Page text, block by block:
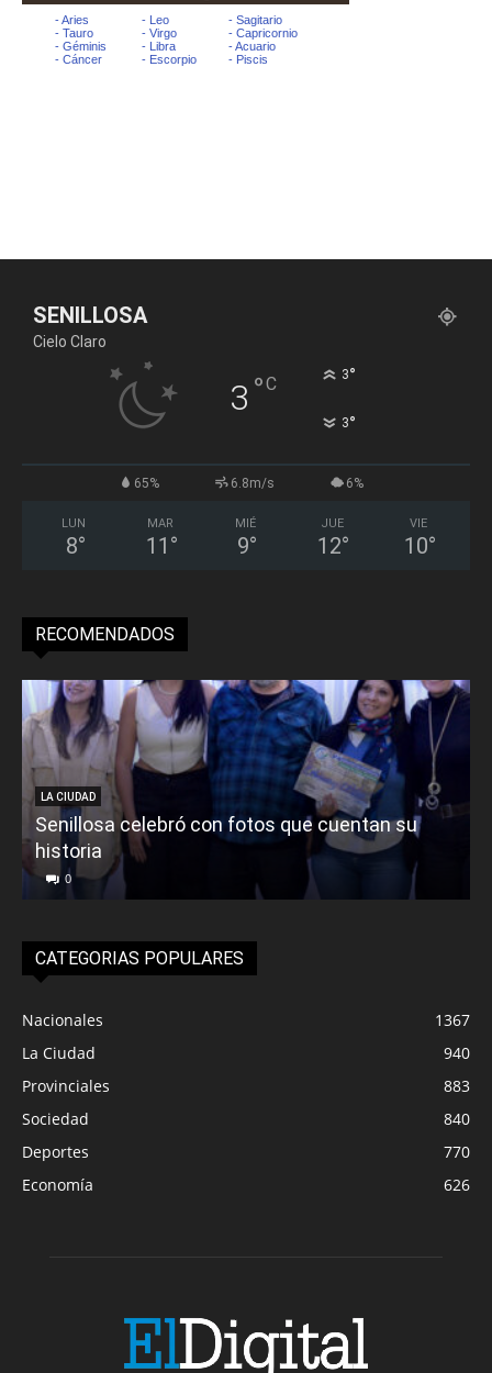
SENILLOSA
Cielo Claro
3 °C 3°
3°
65% 6.8m/s 6%
LUN
8°
MAR
11 °
MIÉ
9°
JUE
12°
VIE
10°
RECOMENDADOS
LA CIUDAD
Senillosa celebró con fotos que cuentan su
historia
0
CATEGORIAS POPULARES
Nacionales
1367
La Ciudad
940
Provinciales
883
Sociedad
840
Deportes
770
Economía
626